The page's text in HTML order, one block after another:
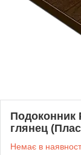
Подоконник
глянец
Немає в